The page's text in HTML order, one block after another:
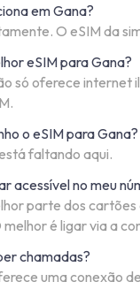
em Gana?
O eSIM da
eSIM para Gana?
só oferece internet
o eSIM para Gana?
faltando aqui.
acessível no meu
parte dos
é ligar via a
chamadas?
uma conexão